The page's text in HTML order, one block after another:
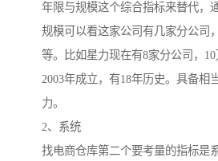
年限与规模这个综合指标来替代，
规模可以看这家公司有几家分公司
等。比如星力现在有8家分公司，
2003年成立，有18年历史。具备相
力。
2、系统
找电商仓库第二个要考量的指标是